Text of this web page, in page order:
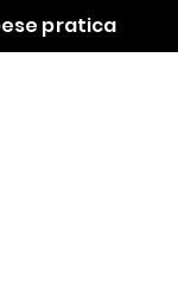
pratica